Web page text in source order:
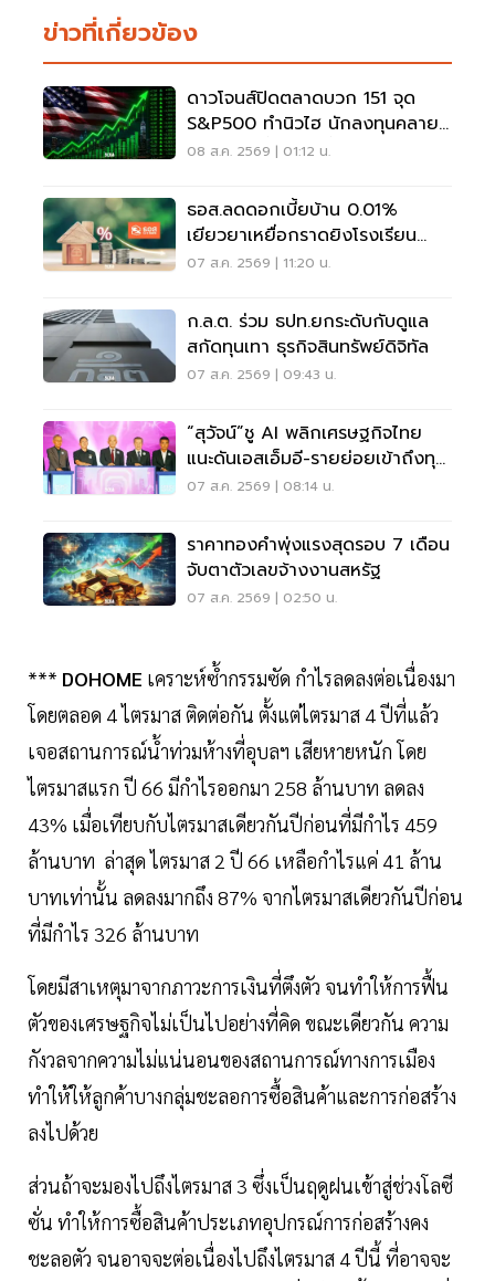
ข่าวที่เกี่ยวข้อง
ดาวโจนส์ปิดตลาดบวก 151 จุด
S&P500 ทำนิวไฮ นักลงทุนคลาย
กังวลเฟดขึ้นดอกเบี้ย
08 ส.ค. 2569 | 01:12 น.
ธอส.ลดดอกเบี้ยบ้าน 0.01%
เยียวยาเหยื่อกราดยิงโรงเรียน
จ.นนทบุรี
07 ส.ค. 2569 | 11:20 น.
ก.ล.ต. ร่วม ธปท.ยกระดับกับดูแล
สกัดทุนเทา ธุรกิจสินทรัพย์ดิจิทัล
07 ส.ค. 2569 | 09:43 น.
“สุวัจน์”ชู AI พลิกเศรษฐกิจไทย
แนะดันเอสเอ็มอี-รายย่อยเข้าถึงทุน
ฝ่าวิกฤต
07 ส.ค. 2569 | 08:14 น.
ราคาทองคำพุ่งแรงสุดรอบ 7 เดือน
จับตาตัวเลขจ้างงานสหรัฐ
07 ส.ค. 2569 | 02:50 น.
*** DOHOME เคราะห์ซ้ำกรรมซัด กำไรลดลงต่อเนื่องมา
โดยตลอด 4 ไตรมาส ติดต่อกัน ตั้งแต่ไตรมาส 4 ปีที่แล้ว
เจอสถานการณ์น้ำท่วมห้างที่อุบลฯ เสียหายหนัก โดย
ไตรมาสแรก ปี 66 มีกำไรออกมา 258 ล้านบาท ลดลง
43% เมื่อเทียบกับไตรมาสเดียวกันปีก่อนที่มีกำไร 459
ล้านบาท ล่าสุด ไตรมาส 2 ปี 66 เหลือกำไรแค่ 41 ล้าน
บาทเท่านั้น ลดลงมากถึง 87% จากไตรมาสเดียวกันปีก่อน
ที่มีกำไร 326 ล้านบาท
โดยมีสาเหตุมาจากภาวะการเงินที่ตึงตัว จนทำให้การฟื้น
ตัวของเศรษฐกิจไม่เป็นไปอย่างที่คิด ขณะเดียวกัน ความ
กังวลจากความไม่แน่นอนของสถานการณ์ทางการเมือง
ทำให้ให้ลูกค้าบางกลุ่มชะลอการซื้อสินค้าและการก่อสร้าง
ลงไปด้วย
ส่วนถ้าจะมองไปถึงไตรมาส 3 ซึ่งเป็นฤดูฝนเข้าสู่ช่วงโลซี
ซั่น ทำให้การซื้อสินค้าประเภทอุปกรณ์การก่อสร้างคง
ชะลอตัว จนอาจจะต่อเนื่องไปถึงไตรมาส 4 ปีนี้ ที่อาจจะ